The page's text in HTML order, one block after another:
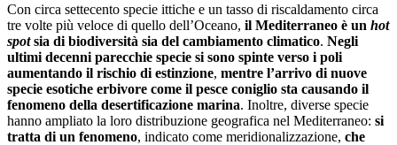
Con circa settecento specie ittiche e un tasso di riscaldamento circa
tre volte più veloce di quello dell’Oceano, il Mediterraneo è un hot
spotsia di biodiversità sia del cambiamento climatico. Negli
ultimi decenni parecchie specie si sono spinte verso i poli
aumentando il rischio di estinzione, mentre l’arrivo di nuove
specie esotiche erbivore come il pesce coniglio sta causando il
fenomeno della desertificazione marina. Inoltre, diverse specie
hanno ampliato la loro distribuzione geografica nel Mediterraneo: si
tratta di un fenomeno, indicato come meridionalizzazione, che